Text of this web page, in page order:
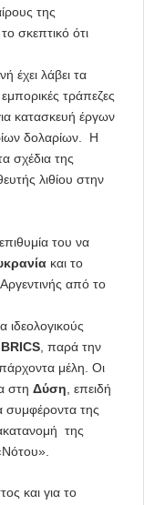
της
σκεπτικό ότι
έχει λάβει τα
τράπεζες
κατασκευή έργων
δολαρίων. Η
σχέδια της
λιθίου στην
του να
και το
από το
ιδεολογικούς
BRICS , παρά την
μέλη. Οι
στη Δύση , επειδή
συμφέροντα της
της
και για το